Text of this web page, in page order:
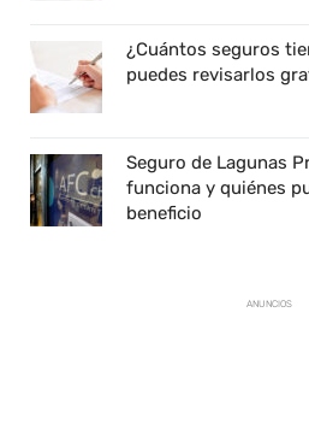
¿Cuántos seguros
puedes revisarlos
Seguro de Lagunas
funciona y quiénes
beneficio
ANUNCIOS